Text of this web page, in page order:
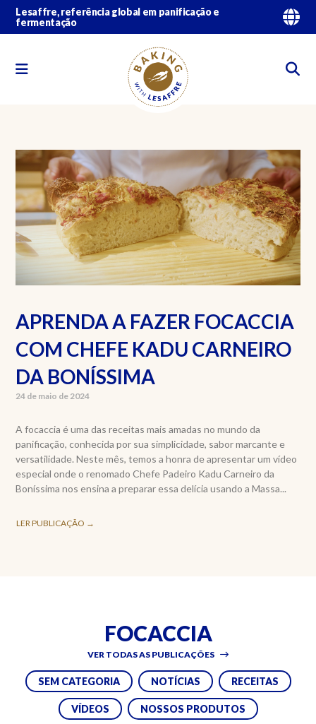
Lesaffre, referência global em panificação e
fermentação
APRENDA A FAZER FOCACCIA
COM CHEFE KADU CARNEIRO
DA BONÍSSIMA
24 de maio de 2024
A focaccia é uma das receitas mais amadas no mundo da
panificação, conhecida por sua simplicidade, sabor marcante e
versatilidade. Neste mês, temos a honra de apresentar um vídeo
especial onde o renomado Chefe Padeiro Kadu Carneiro da
Boníssima nos ensina a preparar essa delícia usando a Massa...
LER PUBLICAÇÃO →
FOCACCIA
VER TODAS AS PUBLICAÇÕES
SEM CATEGORIA NOTÍCIAS RECEITAS
VÍDEOS NOSSOS PRODUTOS